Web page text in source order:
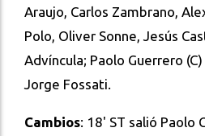
Araujo, Carlos Zambrano,
Polo, Oliver Sonne, Jesús
Advíncula; Paolo Guerrero
Jorge Fossati.
Cambios: 18' ST salió Paolo